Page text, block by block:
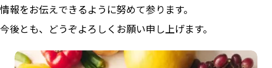
情報をお伝えできるように努めて参ります。
今後とも、どうぞよろしくお願い申し上げます。